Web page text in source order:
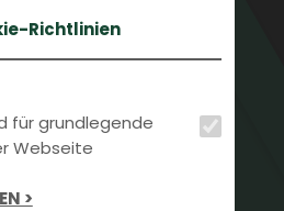
in 7 Tagen
Richtlinien
für grundlegende
Webseite
>